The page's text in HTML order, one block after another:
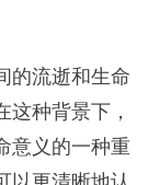
流逝和生命
种背景下，
意义的一种重